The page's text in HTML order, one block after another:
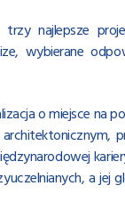
najlepsze
wybierane
o miejsce na
a